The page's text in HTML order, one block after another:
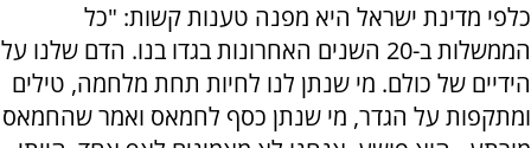
כלפי מדינת ישראל היא מפנה טענות קשות: "כל
הממשלות ב-20 השנים האחרונות בגדו בנו. הדם שלנו על
הידיים של כולם. מי שנתן לנו לחיות תחת מלחמה, טילים
ומתקפות על הגדר, מי שנתן כסף לחמאס ואמר שהחמאס